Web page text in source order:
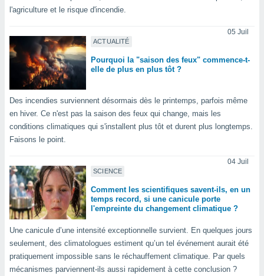
des
pour
votre
ce site
IP et
l'agriculture et le risque d'incendie.
ACTUALITÉ
05 Juil
Pourquoi la "saison des feux" commence-t-
elle de plus en plus tôt ?
Des incendies surviennent désormais dès le printemps, parfois même
en hiver. Ce n'est pas la saison des feux qui change, mais les
conditions climatiques qui s'installent plus tôt et durent plus longtemps.
Faisons le point.
SCIENCE
04 Juil
Comment les scientifiques savent-ils, en un
temps record, si une canicule porte
l'empreinte du changement climatique ?
Une canicule d’une intensité exceptionnelle survient. En quelques jours
seulement, des climatologues estiment qu’un tel événement aurait été
pratiquement impossible sans le réchauffement climatique. Par quels
mécanismes parviennent-ils aussi rapidement à cette conclusion ?